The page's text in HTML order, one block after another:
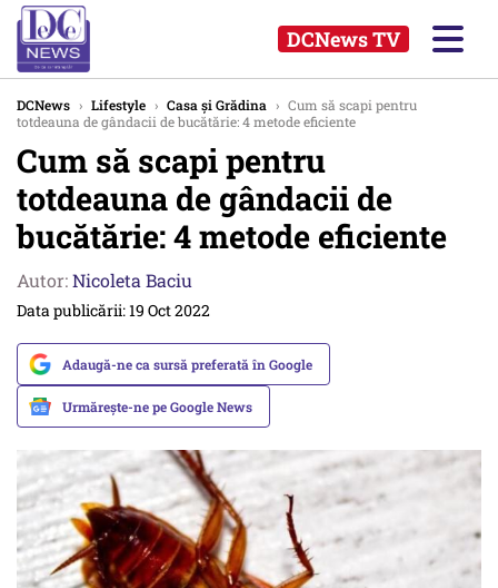
DCNews TV
DCNews › Lifestyle › Casa și Grădina › Cum să scapi pentru
totdeauna de gândacii de bucătărie: 4 metode eficiente
Cum să scapi pentru
totdeauna de gândacii de
bucătărie: 4 metode eficiente
Autor:Nicoleta Baciu
Data publicării: 19 Oct 2022
Adaugă-ne ca sursă preferată în Google
Urmărește-ne pe Google News